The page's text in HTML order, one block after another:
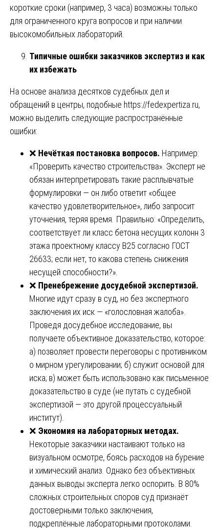
короткие сроки (например, 3 часа) возможны только
для ограниченного круга вопросов и при наличии
высокомобильных лабораторий.
Типичные ошибки заказчиков экспертиз и как
их избежать
На основе анализа десятков судебных дел и
обращений в центры, подобные https://fedexpertiza.ru,
можно выделить следующие распространённые
ошибки:
❌ Нечёткая постановка вопросов. Например:
«Проверить качество строительства». Эксперт не
обязан интерпретировать такие расплывчатые
формулировки — он либо ответит «общее
качество удовлетворительное», либо запросит
уточнения, теряя время. Правильно: «Определить,
соответствует ли класс бетона несущих колонн 3
этажа проектному классу В25 согласно ГОСТ
26633; если нет, то какова степень снижения
несущей способности?».
❌ Пренебрежение досудебной экспертизой.
Многие идут сразу в суд, но без экспертного
заключения их иск — «голословная жалоба».
Проведя досудебное исследование, вы
получаете объективное доказательство, которое:
а) позволяет провести переговоры с противником
о мирном урегулировании; б) служит основой для
иска; в) может быть использовано как письменное
доказательство в суде (не путать с судебной
экспертизой — это другой процессуальный
институт).
❌ Экономия на лабораторных методах.
Некоторые заказчики настаивают только на
визуальном осмотре, боясь расходов на бурение
и химический анализ. Однако без объективных
данных выводы эксперта легко оспорить. В 80%
сложных строительных споров суд признаёт
достоверными только заключения,
подкреплённые лабораторными протоколами.